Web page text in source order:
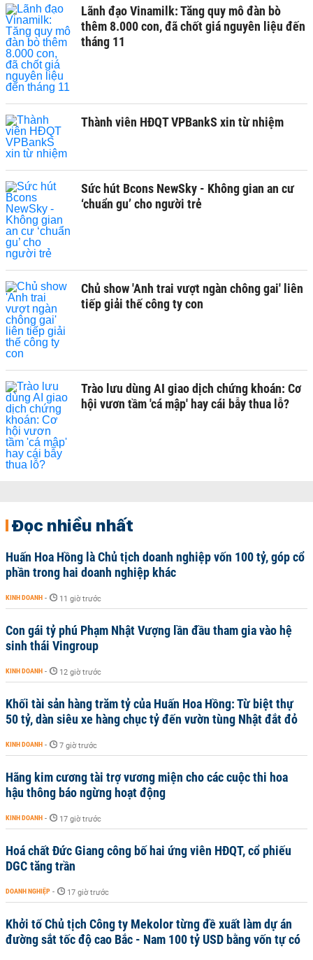
Lãnh đạo Vinamilk: Tăng quy mô đàn bò
thêm 8.000 con, đã chốt giá nguyên liệu đến
tháng 11
Thành viên HĐQT VPBankS xin từ nhiệm
Sức hút Bcons NewSky - Không gian an cư
‘chuẩn gu’ cho người trẻ
Chủ show 'Anh trai vượt ngàn chông gai' liên
tiếp giải thế công ty con
Trào lưu dùng AI giao dịch chứng khoán: Cơ
hội vươn tầm 'cá mập' hay cái bẫy thua lỗ?
Đọc nhiều nhất
Huấn Hoa Hồng là Chủ tịch doanh nghiệp vốn 100 tỷ, góp cổ
phần trong hai doanh nghiệp khác
KINH DOANH - 11 giờ trước
Con gái tỷ phú Phạm Nhật Vượng lần đầu tham gia vào hệ
sinh thái Vingroup
KINH DOANH - 12 giờ trước
Khối tài sản hàng trăm tỷ của Huấn Hoa Hồng: Từ biệt thự
50 tỷ, dàn siêu xe hàng chục tỷ đến vườn tùng Nhật đắt đỏ
KINH DOANH - 7 giờ trước
Hãng kim cương tài trợ vương miện cho các cuộc thi hoa
hậu thông báo ngừng hoạt động
KINH DOANH - 17 giờ trước
Hoá chất Đức Giang công bố hai ứng viên HĐQT, cổ phiếu
DGC tăng trần
DOANH NGHIỆP - 17 giờ trước
Khởi tố Chủ tịch Công ty Mekolor từng đề xuất làm dự án
đường sắt tốc độ cao Bắc - Nam 100 tỷ USD bằng vốn tự có